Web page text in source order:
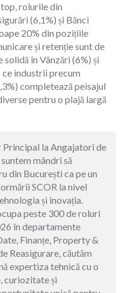
top, rolurile din
(6,1%) și Bănci
20% din pozițiile
și retenție sunt de
în Vânzări (6%) și
industrii precum
completează peisajul
pentru o plajă largă
Principal la Angajatori de
mândri să
din București ca pe un
SCOR la nivel
și inovația.
peste 300 de roluri
în departamente
Finanțe, Property &
Reasigurare, căutăm
expertiza tehnică cu o
curiozitate și